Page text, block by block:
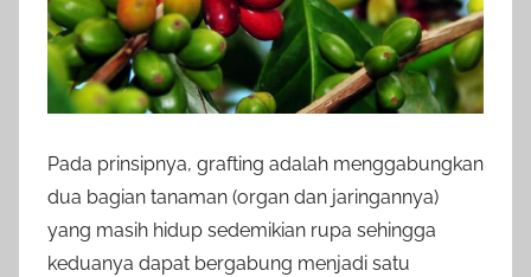
Pada prinsipnya, grafting adalah menggabungkan
dua bagian tanaman (organ dan jaringannya)
yang masih hidup sedemikian rupa sehingga
keduanya dapat bergabung menjadi satu